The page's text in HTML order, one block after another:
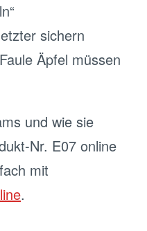
sichern
Äpfel müssen
und wie sie
Nr. E07 online
mit
.